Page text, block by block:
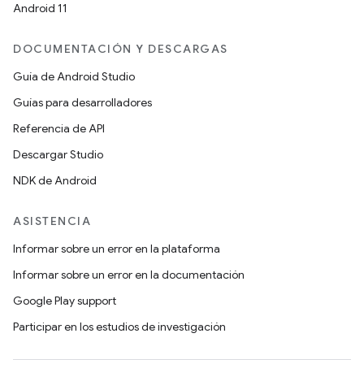
Android 11
DOCUMENTACIÓN Y DESCARGAS
Guía de Android Studio
Guías para desarrolladores
Referencia de API
Descargar Studio
NDK de Android
ASISTENCIA
Informar sobre un error en la plataforma
Informar sobre un error en la documentación
Google Play support
Participar en los estudios de investigación